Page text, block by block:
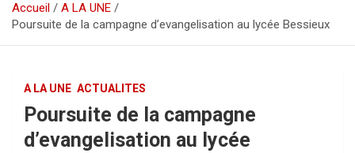
Accueil
A LA UNE
Poursuite de la campagne d’evangelisation au lycée Bessieux
A LA UNE ACTUALITES
Poursuite de la campagne
d’evangelisation au lycée